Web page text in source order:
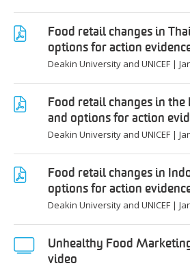
Food retail changes in
options for action
Deakin University and UNICEF |
Food retail changes in
and options for action
Deakin University and UNICEF |
Food retail changes in
options for action
Deakin University and UNICEF |
Unhealthy Food
video